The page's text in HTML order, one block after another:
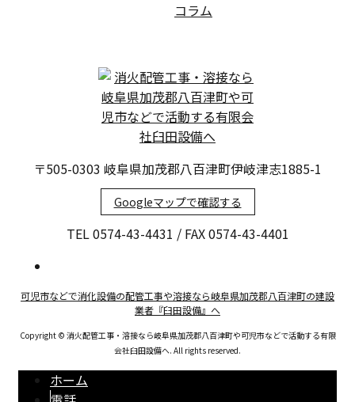
コラム
〒505-0303 岐阜県加茂郡八百津町伊岐津志1885-1
Googleマップで確認する
TEL 0574-43-4431 / FAX 0574-43-4401
可児市などで消化設備の配管工事や溶接なら岐阜県加茂郡八百津町の建設
業者『臼田設備』へ
Copyright © 消火配管工事・溶接なら岐阜県加茂郡八百津町や可児市などで活動する有限
会社臼田設備へ. All rights reserved.
ホーム